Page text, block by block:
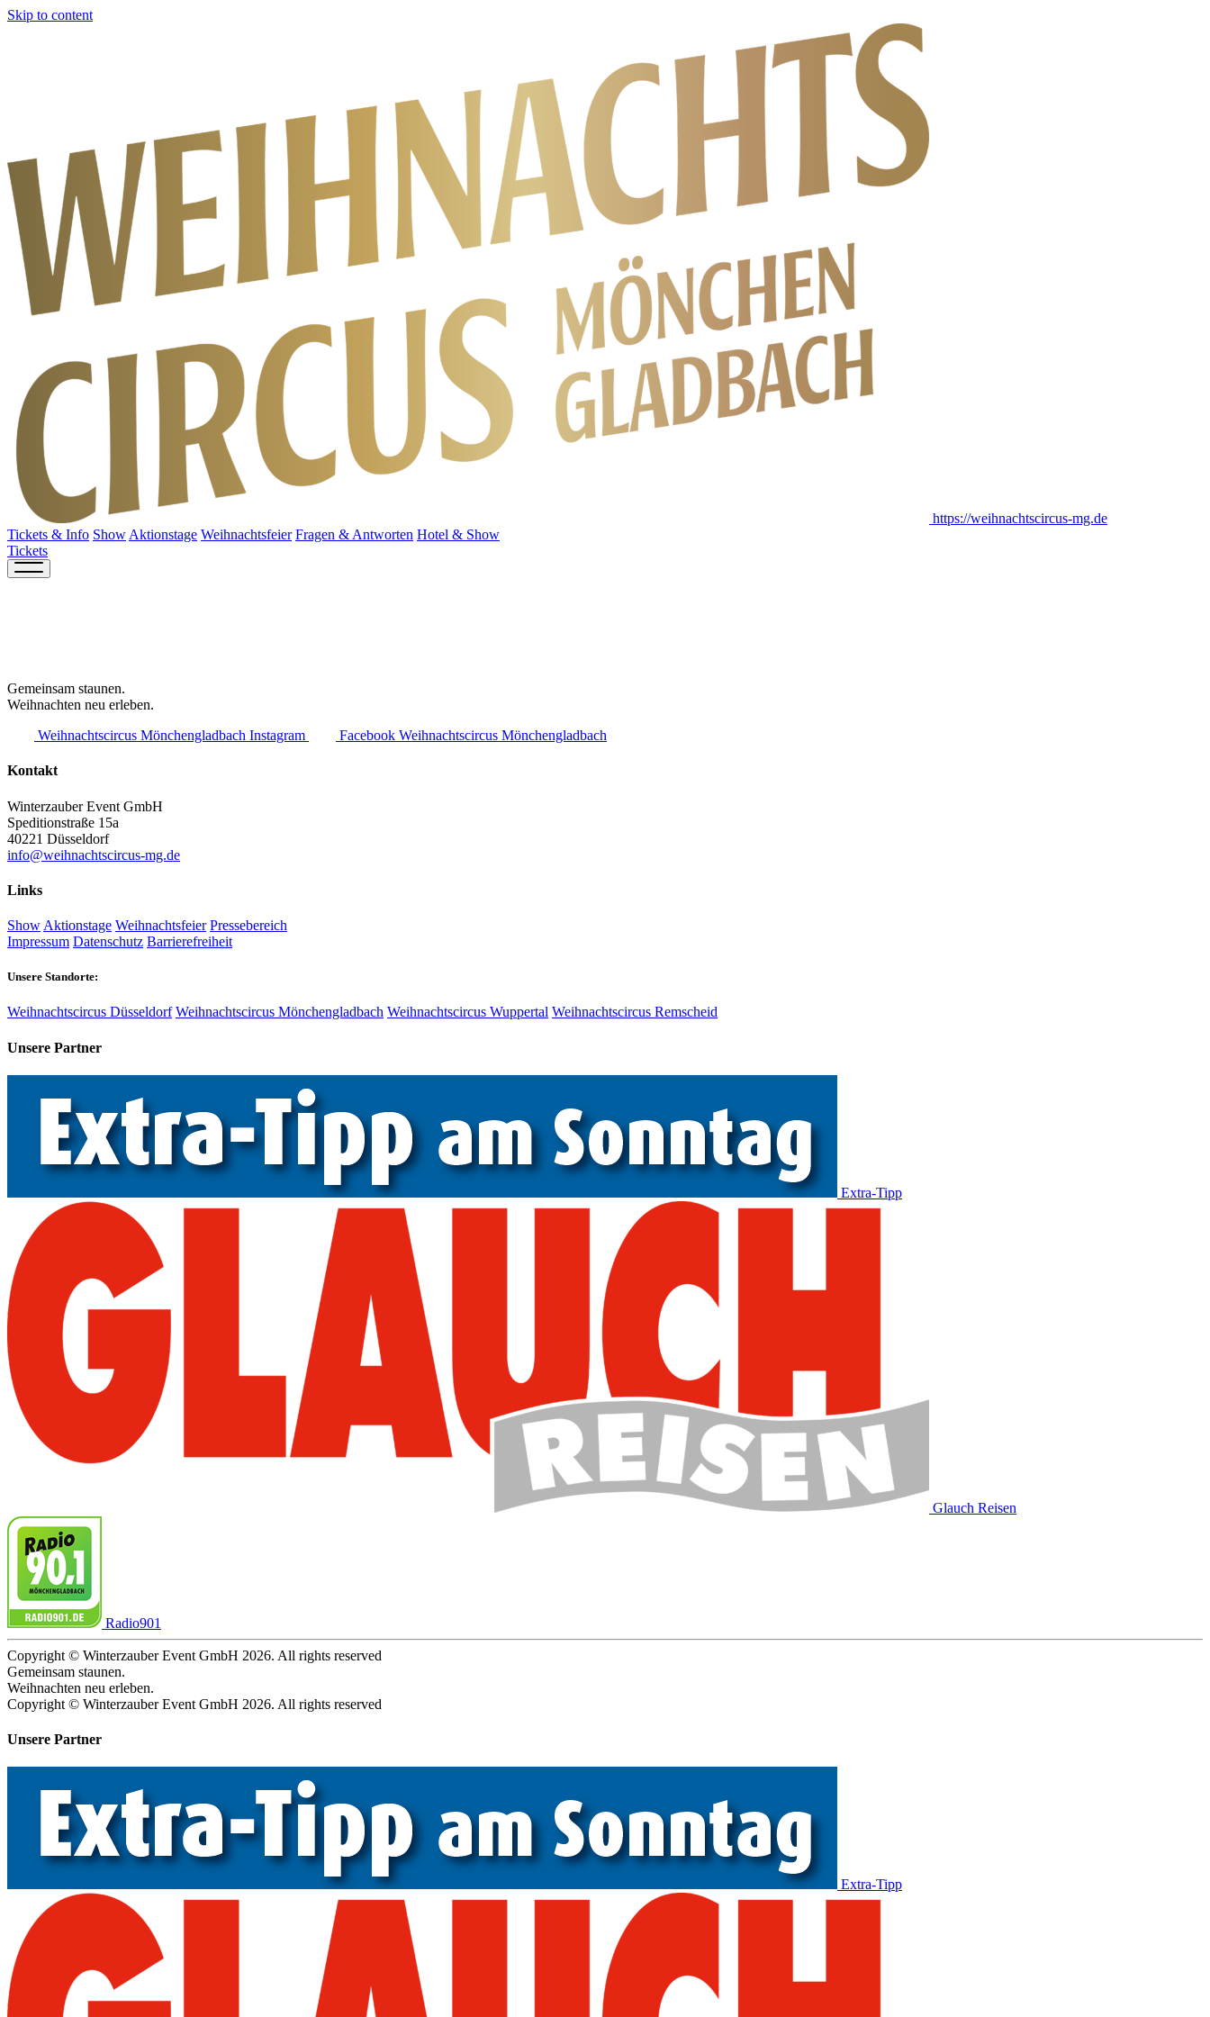
Skip to content
https://weihnachtscircus-mg.de
Tickets & Info Show Aktionstage Weihnachtsfeier Fragen & Antworten Hotel & Show
Tickets
Gemeinsam staunen.
Weihnachten neu erleben.
Weihnachtscircus Mönchengladbach Instagram
Facebook Weihnachtscircus Mönchengladbach
Kontakt
Winterzauber Event GmbH
Speditionstraße 15a
40221 Düsseldorf
info@weihnachtscircus-mg.de
Links
Show Aktionstage Weihnachtsfeier Pressebereich
Impressum Datenschutz Barrierefreiheit
Unsere Standorte:
Weihnachtscircus Düsseldorf Weihnachtscircus Mönchengladbach Weihnachtscircus Wuppertal Weihnachtscircus Remscheid
Unsere Partner
Extra-Tipp
Glauch Reisen
Radio901
Copyright © Winterzauber Event GmbH 2026. All rights reserved
Gemeinsam staunen.
Weihnachten neu erleben.
Copyright © Winterzauber Event GmbH 2026. All rights reserved
Unsere Partner
Extra-Tipp